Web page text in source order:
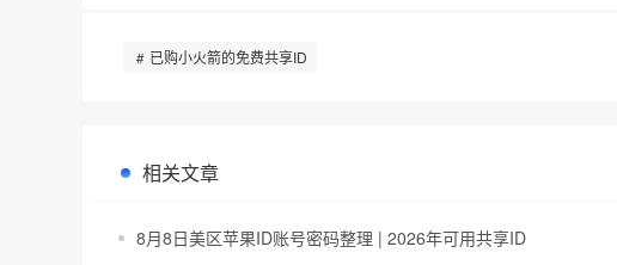
已购小火箭的免费共享ID
相关文章
8月8日美区苹果ID账号密码整理 | 2026年可用共享ID